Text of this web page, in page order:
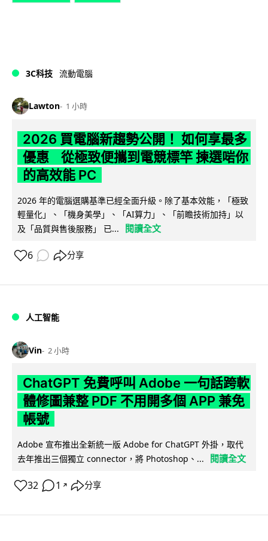
3C科技 流動電腦
Lawton 1 小時
2026 買電腦新趨勢公開！ 如何享最多
優惠 從極致便攜到電競標竿 揀選啱你
的高效能 PC
2026 年的電腦選購基準已經全面升級。除了基本效能，「極致
輕量化」、「機身美學」、「AI算力」、「前瞻技術加持」以
及「品質與售後服務」 已...
閱讀全文
6 分享
人工智能
Vin 2 小時
ChatGPT 免費呼叫 Adobe 一句話跨軟
體修圖兼整 PDF 不用開多個 APP 兼免
帳號
Adobe 宣布推出全新統一版 Adobe for ChatGPT 外掛，取代
去年推出三個獨立 connector，將 Photoshop、...
閱讀全文
32 1 ↗ 分享